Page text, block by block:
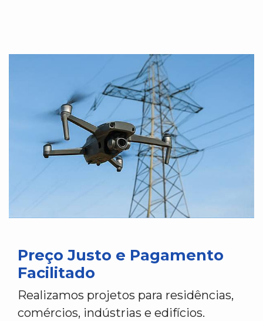
Preço Justo e Pagamento
Facilitado
Realizamos projetos para residências,
comércios, indústrias e edifícios.